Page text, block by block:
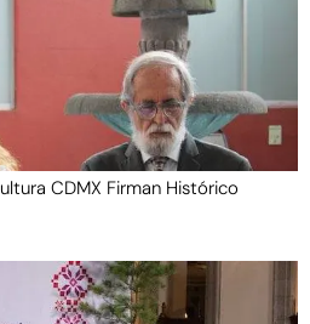
CDMX Firman Histórico